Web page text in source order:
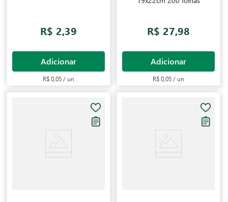
R$ 2,39
Adicionar
R$ 0,05 / un
R$ 27,98
Adicionar
R$ 0,05 / un